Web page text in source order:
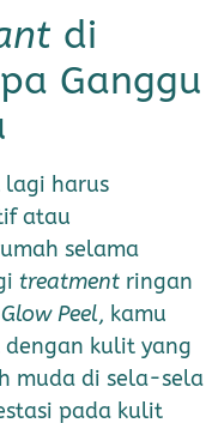
di
Ganggu
lagi harus
atau
selama
treatment ringan
Peel, kamu
kulit yang
muda di sela-sela
pada kulit